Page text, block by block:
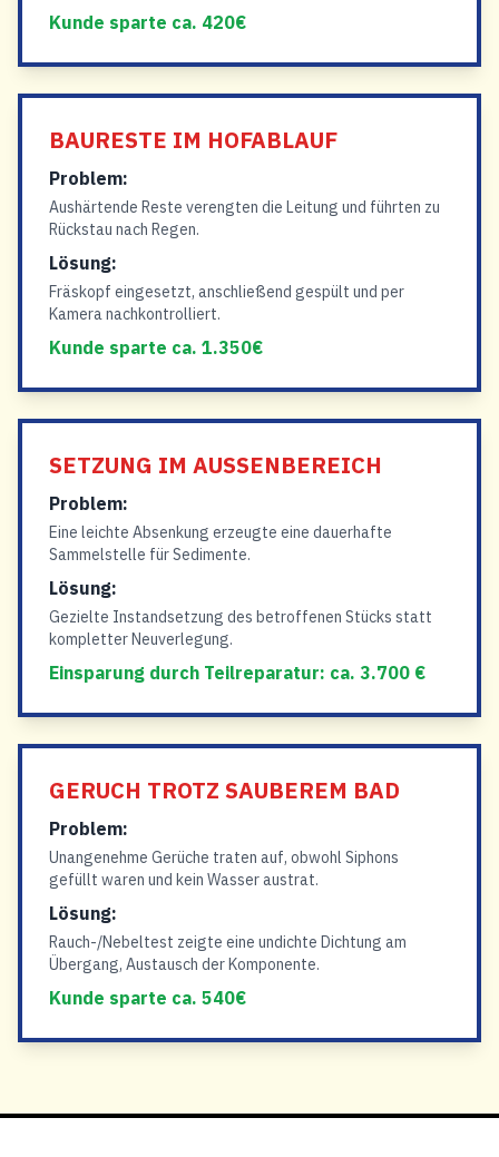
Kunde sparte ca. 420€
BAURESTE IM HOFABLAUF
Problem:
Aushärtende Reste verengten die Leitung und führten zu
Rückstau nach Regen.
Lösung:
Fräskopf eingesetzt, anschließend gespült und per
Kamera nachkontrolliert.
Kunde sparte ca. 1.350€
SETZUNG IM AUSSENBEREICH
Problem:
Eine leichte Absenkung erzeugte eine dauerhafte
Sammelstelle für Sedimente.
Lösung:
Gezielte Instandsetzung des betroffenen Stücks statt
kompletter Neuverlegung.
Einsparung durch Teilreparatur: ca. 3.700 €
GERUCH TROTZ SAUBEREM BAD
Problem:
Unangenehme Gerüche traten auf, obwohl Siphons
gefüllt waren und kein Wasser austrat.
Lösung:
Rauch-/Nebeltest zeigte eine undichte Dichtung am
Übergang, Austausch der Komponente.
Kunde sparte ca. 540€